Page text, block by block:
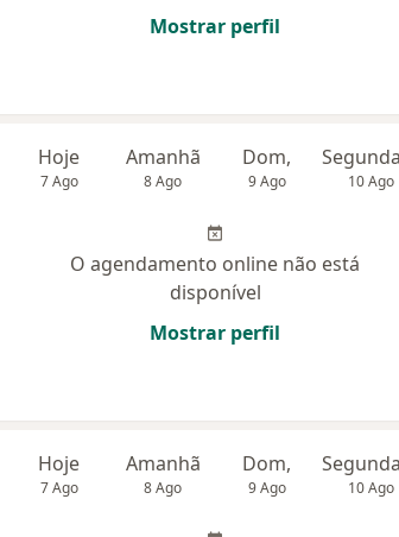
Mostrar perfil
Hoje
7 Ago
Amanhã
8 Ago
Dom,
9 Ago 10 Ago
O agendamento online não está
disponível
Mostrar perfil
Hoje
7 Ago
Amanhã
8 Ago
Dom,
9 Ago 10 Ago